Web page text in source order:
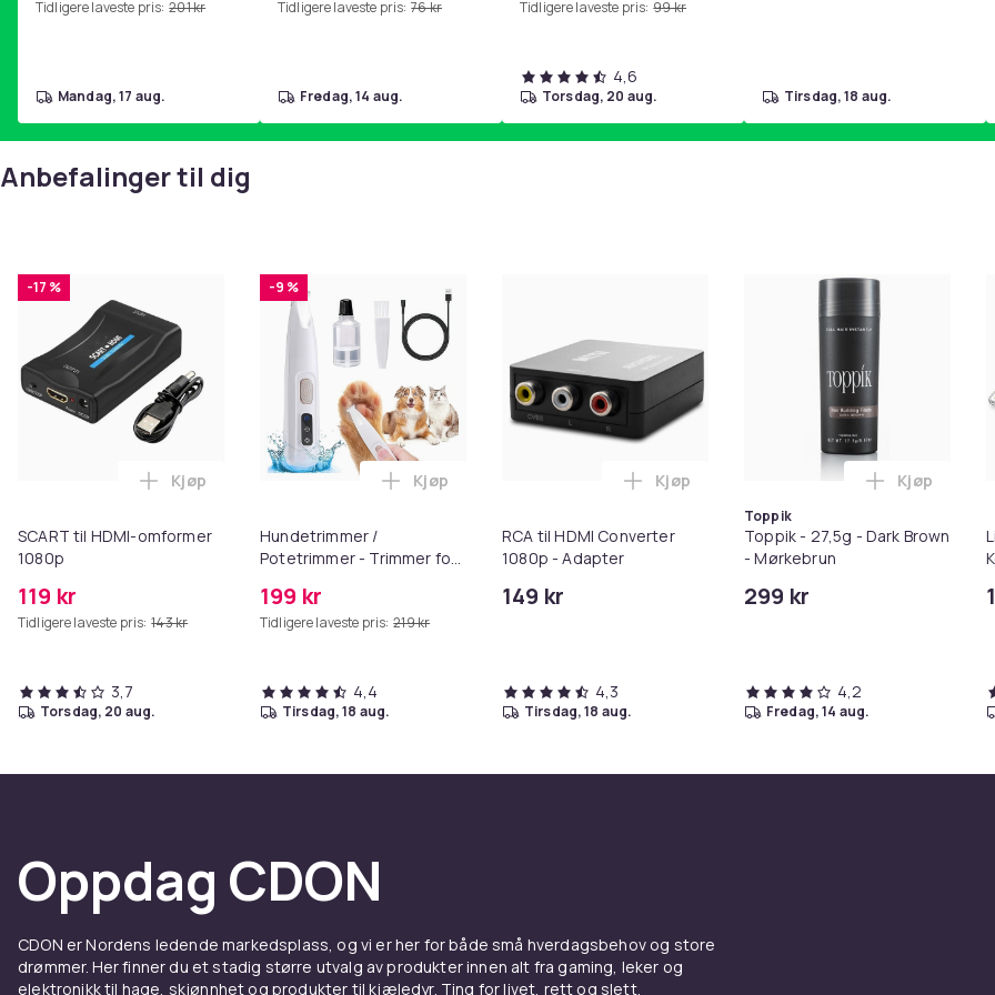
hjemmegymnastikk Pink
Tidligere laveste pris: 201 kr
mandag, 17 aug.
Tidligere laveste pris: 76 kr
fredag, 14 aug.
Tidligere laveste pris: 99 kr
4,6
torsdag, 20 aug. tirsdag, 18 aug.
Anbefalinger til dig
-17 %
SCART til HDMI-omformer
1080p
119 kr
Tidligere laveste pris: 143 kr
Legg SCART til HDMI-omformer 1080p i handlekurven
Kjøp
3,7
torsdag, 20 aug.
-9 %
Hundetrimmer /
Potetrimmer - Trimmer for
199 kr
Tidligere laveste pris: 219 kr
Legg Hundetrimmer / Potetrimmer - Trimmer for Poter i handlekurven
Kjøp
4,4
tirsdag, 18 aug.
RCA til HDMI Converter
1080p - Adapter
149 kr
Legg RCA til HDMI Converter 1080p -
Kjøp
4,3
tirsdag, 18 aug.
Toppik
Toppik - 27,5g - Dark Brown
- Mørkebrun
299 kr
Legg
Kjøp
4,2
fredag, 14 aug.
Oppdag CDON
CDON er Nordens ledende markedsplass, og vi er her for både små hverdagsbehov og store
drømmer. Her finner du et stadig større utvalg av produkter innen alt fra gaming, leker og
elektronikk til hage, skjønnhet og produkter til kjæledyr. Ting for livet, rett og slett.